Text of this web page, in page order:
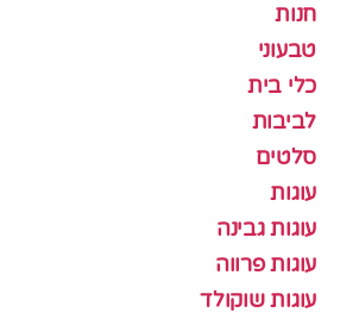
חנות
טבעוני
כלי בית
לביבות
סלטים
עוגות
עוגות גבינה
עוגות פרווה
עוגות שוקולד